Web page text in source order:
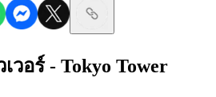
วอร์ - Tokyo Tower